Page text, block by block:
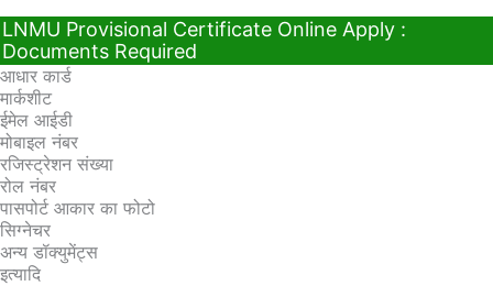
LNMU Provisional Certificate Online Apply :
Documents Required
आधार कार्ड
मार्कशीट
ईमेल आईडी
मोबाइल नंबर
रजिस्ट्रेशन संख्या
रोल नंबर
पासपोर्ट आकार का फोटो
सिग्नेचर
अन्य डॉक्युमेंट्स
इत्यादि